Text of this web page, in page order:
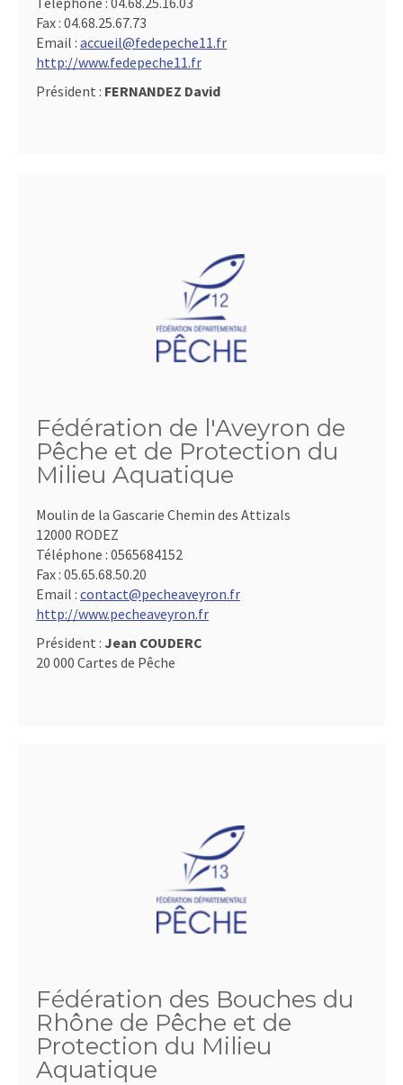
Fax : 04.68.25.67.73
Email : accueil@fedepeche11.fr
http://www.fedepeche11.fr
Président : FERNANDEZ David
Fédération de l'Aveyron de
Pêche et de Protection du
Milieu Aquatique
Moulin de la Gascarie Chemin des Attizals
12000 RODEZ
Téléphone : 0565684152
Fax : 05.65.68.50.20
Email : contact@pecheaveyron.fr
http://www.pecheaveyron.fr
Président : Jean COUDERC
20 000 Cartes de Pêche
Fédération des Bouches du
Rhône de Pêche et de
Protection du Milieu
Aquatique